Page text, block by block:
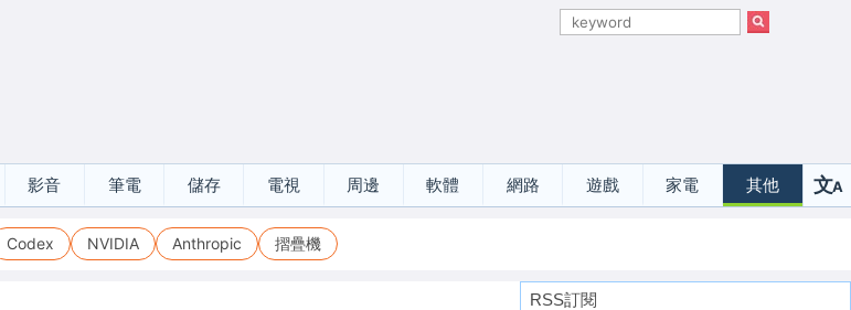
影音 筆電 儲存 電視 周邊 軟體 網路 遊戲 家電 其他 文A
Codex NVIDIA Anthropic 摺疊機
RSS訂閱